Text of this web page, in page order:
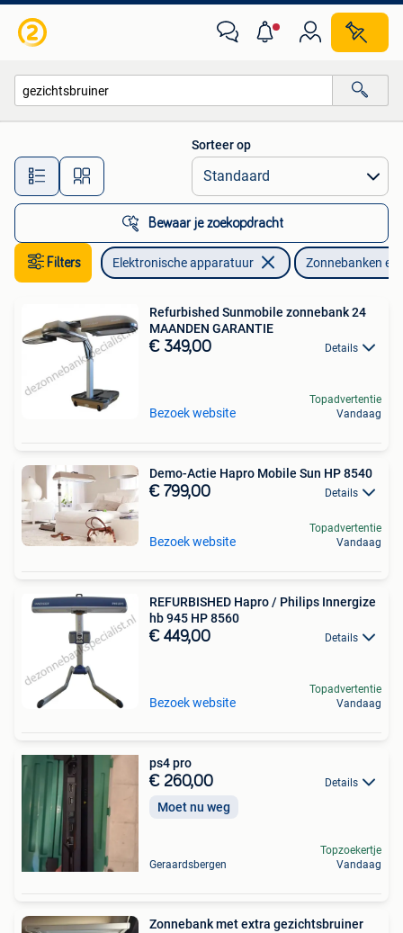
Alle afstanden…
Sorteer op
Bewaar je zoekopdracht
Filters Elektronische apparatuur Zonnebanken
Refurbished Sunmobile zonnebank 24
MAANDEN GARANTIE
€ 349,00 Details
Bezoek website
Topadvertentie
Vandaag
Demo-Actie Hapro Mobile Sun HP 8540
€ 799,00 Details
Bezoek website
Topadvertentie
Vandaag
REFURBISHED Hapro / Philips Innergize
hb 945 HP 8560
€ 449,00 Details
Bezoek website
Topadvertentie
Vandaag
ps4 pro
€ 260,00 Details
Moet nu weg
Geraardsbergen
Topzoekertje
Vandaag
Zonnebank met extra gezichtsbruiner